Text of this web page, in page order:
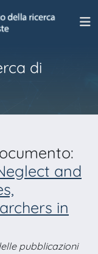
di
and
in
pubblicazioni